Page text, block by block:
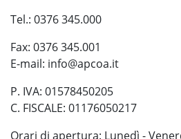
Tel.: 0376 345.000
Fax: 0376 345.001
E-mail: info@apcoa.it
P. IVA: 01578450205
C. FISCALE: 01176050217
Orari di apertura: Lunedì -